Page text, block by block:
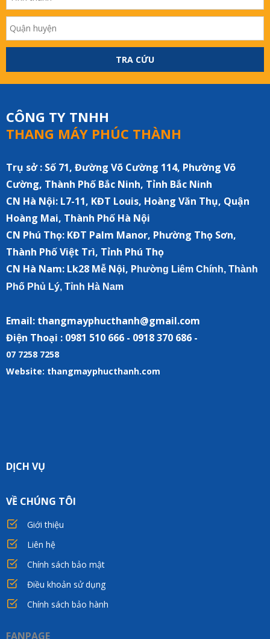
TRA CỨU
CÔNG TY TNHH
THANG MÁY PHÚC THÀNH
Trụ sở : Số 71, Đường Võ Cường 114, Phường Võ
Cường, Thành Phố Bắc Ninh, Tỉnh Bắc Ninh
CN Hà Nội: L7-11, KĐT Louis, Hoàng Văn Thụ, Quận
Hoàng Mai, Thành Phố Hà Nội
CN Phú Thọ: KĐT Palm Manor, Phường Thọ Sơn,
Thành Phố Việt Trì, Tỉnh Phú Thọ
CN Hà Nam: Lk28 Mễ Nội, P hường Liêm Chính, Thành
Phố Phủ Lý, Tỉnh Hà Nam
Email: thangmayphucthanh@gmail.com
Điện Thoại : 0981 510 666 - 0918 370 686 -
07 7258 7258
Website: thangmayphucthanh.com
DỊCH VỤ
VỀ CHÚNG TÔI
Giới thiệu
Liên hệ
Chính sách bảo mật
Điều khoản sử dụng
Chính sách bảo hành
FANPAGE